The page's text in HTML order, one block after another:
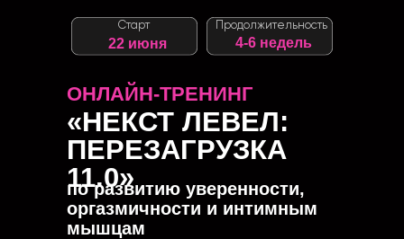
ОНЛАЙН-ТРЕНИНГ
4-6 недель
22 июня
Старт Продолжительность
«НЕКСТ ЛЕВЕЛ:
ПЕРЕЗАГРУЗКА
11.0»
по развитию уверенности,
оргазмичности и интимным
мышцам